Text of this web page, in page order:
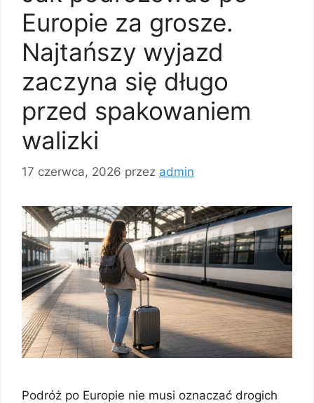
Europie za grosze.
Najtańszy wyjazd
zaczyna się długo
przed spakowaniem
walizki
17 czerwca, 2026 przez admin
Podróż po Europie nie musi oznaczać drogich